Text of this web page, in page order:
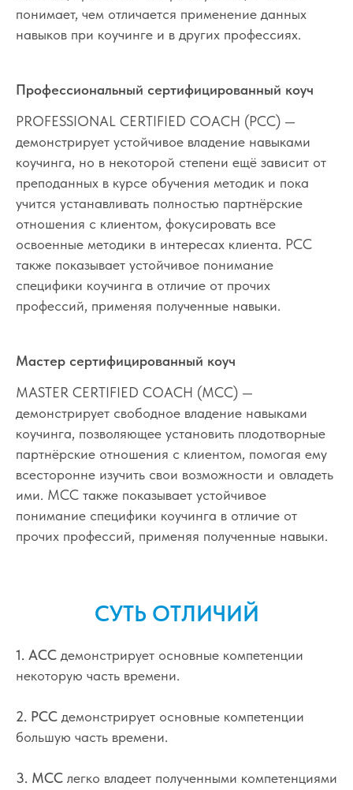
понимает, чем отличается применение данных
навыков при коучинге и в других профессиях.
Профессиональный сертифицированный коуч
PROFESSIONAL CERTIFIED COACH (PCC) —
демонстрирует устойчивое владение навыками
коучинга, но в некоторой степени ещё зависит от
преподанных в курсе обучения методик и пока
учится устанавливать полностью партнёрские
отношения с клиентом, фокусировать все
освоенные методики в интересах клиента. PCC
также показывает устойчивое понимание
специфики коучинга в отличие от прочих
профессий, применяя полученные навыки.
Мастер сертифицированный коуч
MASTER CERTIFIED COACH (MCC) —
демонстрирует свободное владение навыками
коучинга, позволяющее установить плодотворные
партнёрские отношения с клиентом, помогая ему
всесторонне изучить свои возможности и овладеть
ими. MCC также показывает устойчивое
понимание специфики коучинга в отличие от
прочих профессий, применяя полученные навыки.
СУТЬ ОТЛИЧИЙ
1. ACC демонстрирует основные компетенции
некоторую часть времени.
2. PCC демонстрирует основные компетенции
большую часть времени.
3. MCC легко владеет полученными компетенциями